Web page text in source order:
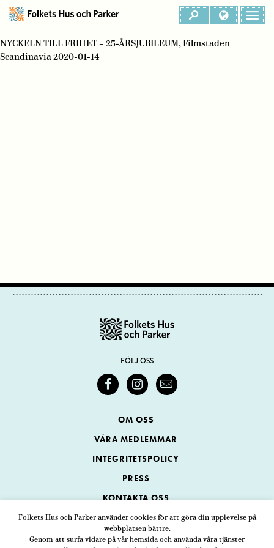
Folkets Hus och Parker använder cookies för att göra din upplevelse på
webbplatsen bättre.
Genom att surfa vidare på vår hemsida och använda våra tjänster
NYCKELN TILL FRIHET – 25-ÅRSJUBILEUM, Filmstaden
Scandinavia 2020-01-14
FÖLJ OSS
OM OSS
VÅRA MEDLEMMAR
INTEGRITETSPOLICY
PRESS
KONTAKTA OSS
Folkets Hus och Parker